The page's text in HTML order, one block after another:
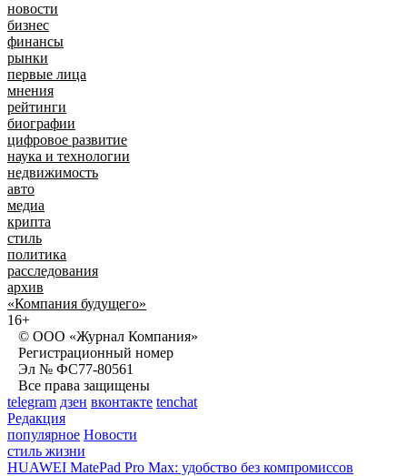
новости
бизнес
финансы
рынки
первые лица
мнения
рейтинги
биографии
цифровое развитие
наука и технологии
недвижимость
авто
медиа
крипта
стиль
политика
расследования
архив
«Компания будущего»
16+
© ООО «Журнал Компания»
Регистрационный номер
Эл № ФС77-80561
Все права защищены
telegram дзен вконтакте tenchat
Редакция
популярное Новости
стиль жизни
HUAWEI MatePad Pro Max: удобство без компромиссов